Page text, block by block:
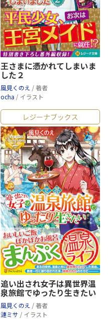
王さまに憑かれてしまいま
した２
風見くのえ / 著者
ocha / イラスト
レジーナブックス
追い出され女子は異世界温
泉旅館でゆったり生きたい
風見くのえ / 著者
漣ミサ / イラスト